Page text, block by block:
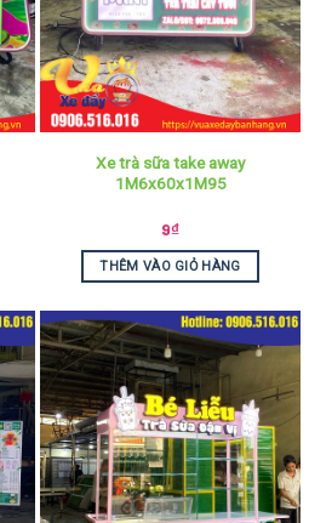
Xe trà sữa take away
1M6x60x1M95
9₫
THÊM VÀO GIỎ HÀNG